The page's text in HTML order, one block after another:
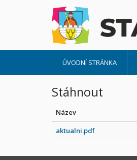
ÚVODNÍ STRÁNKA
Stáhnout
Název
aktualni.pdf